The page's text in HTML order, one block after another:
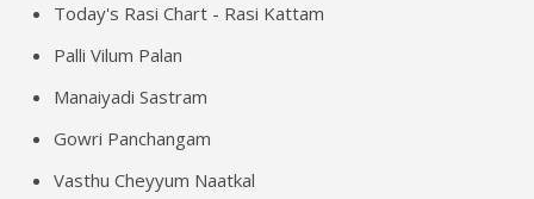
Today's Rasi Chart - Rasi Kattam
Palli Vilum Palan
Manaiyadi Sastram
Gowri Panchangam
Vasthu Cheyyum Naatkal